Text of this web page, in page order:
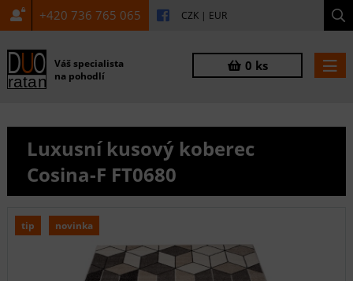
+420 736 765 065 CZK | EUR
Váš specialista
na pohodlí
0 ks
Luxusní kusový koberec
Cosina-F FT0680
tip novinka